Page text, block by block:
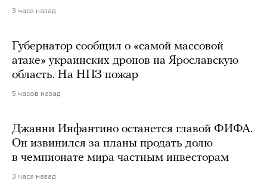
3 часа назад
Губернатор сообщил о «самой массовой
атаке» украинских дронов на Ярославскую
область. На НПЗ пожар
5 часов назад
Джанни Инфантино останется главой ФИФА.
Он извинился за планы продать долю
в чемпионате мира частным инвесторам
3 часа назад